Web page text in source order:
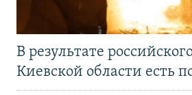
В результате
Киевской области есть